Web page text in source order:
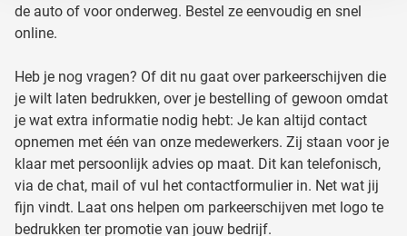
We gebruiken cookies om content en advertenties te
en om ons websiteverkeer te analyseren. Ook delen we
informatie over uw gebruik van onze site met onze
partners voor social media, adverteren en analyse. Deze
partners kunnen deze gegevens combineren met andere
informatie die u aan ze heeft verstrekt of die ze hebben
verzameld op basis van uw gebruik van hun services.
de auto of voor onderweg. Bestel ze eenvoudig en snel
online.
Heb je nog vragen? Of dit nu gaat over parkeerschijven die
je wilt laten bedrukken, over je bestelling of gewoon omdat
je wat extra informatie nodig hebt: Je kan altijd contact
opnemen met één van onze medewerkers. Zij staan voor je
klaar met persoonlijk advies op maat. Dit kan telefonisch,
via de chat, mail of vul het contactformulier in. Net wat jij
fijn vindt. Laat ons helpen om parkeerschijven met logo te
bedrukken ter promotie van jouw bedrijf.